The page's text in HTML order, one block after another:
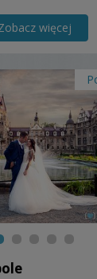
więcej